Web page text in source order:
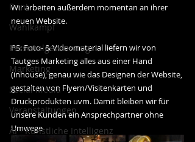
Print
Wahlkampf
Personalgewinnung
Marketing
Social Media
Veranstaltungen
AI - Künstliche Intelligenz
Wir arbeiten außerdem momentan an ihrer
neuen Website.
PS: Foto- & Videomaterial liefern wir von
Tautges Marketing alles aus einer Hand
(inhouse), genau wie das Designen der Website,
gestalten von Flyern/Visitenkarten und
Druckprodukten uvm. Damit bleiben wir für
unsere Kunden ein Ansprechpartner ohne
Umwege